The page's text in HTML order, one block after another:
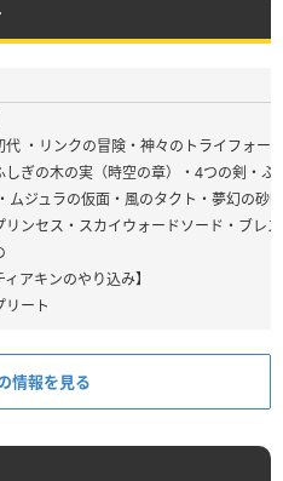
代 ・リンクの冒険・神々のトライフォー
しぎの木の実（時空の章）・4つの剣・ふ
ムジュラの仮面・風のタクト・夢幻の砂
リンセス・スカイウォードソード・ブレ
ィアキンのやり込み】
リート
情報を見る